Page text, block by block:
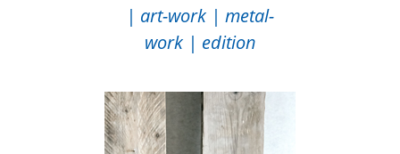
| art-work | metal-
work | edition